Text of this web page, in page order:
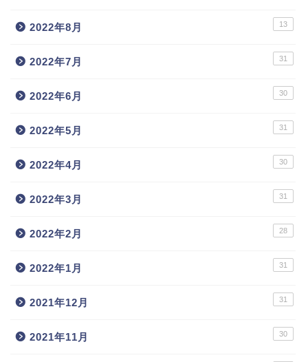
2022年8月 13
2022年7月 31
2022年6月 30
2022年5月 31
2022年4月 30
2022年3月 31
2022年2月 28
2022年1月 31
2021年12月 31
2021年11月 30